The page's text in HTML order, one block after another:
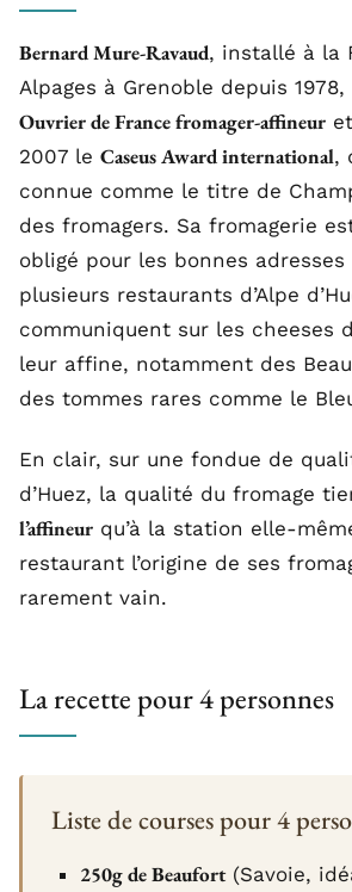
Bernard Mure-Ravaud, installé à la
Alpages à Grenoble depuis 1978,
Ouvrier de France fromager-affineur
2007 le Caseus Award international,
connue comme le titre de
des fromagers. Sa fromagerie
obligé pour les bonnes
plusieurs restaurants d’Alpe
communiquent sur les cheeses
leur affine, notamment des
des tommes rares comme le
En clair, sur une fondue de
d’Huez, la qualité du fromage
l’affineur qu’à la station elle-
restaurant l’origine de ses
rarement vain.
La recette pour 4 personnes
Liste de courses pour 4
250g de Beaufort(Savoie,